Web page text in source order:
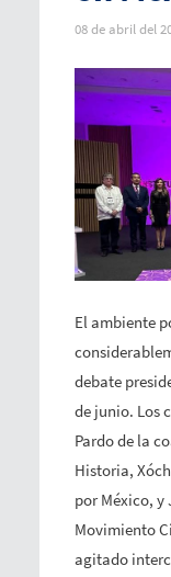
08 de abril del
El ambiente
debate
de junio. Los
Pardo de la
Historia,
por México, y
Movimiento
agitado